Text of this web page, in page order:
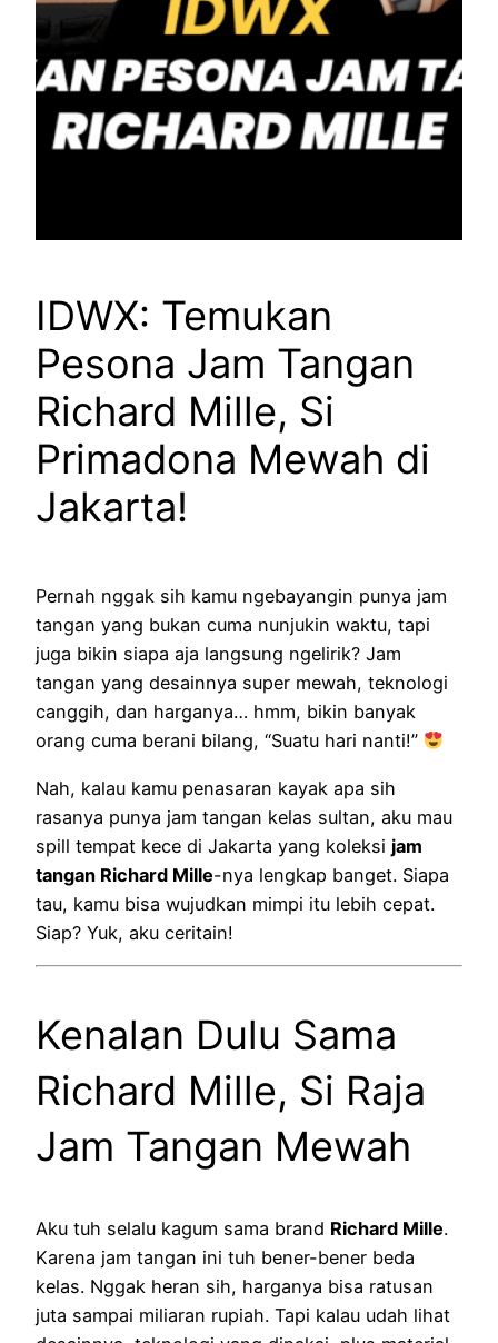
IDWX: Temukan
Pesona Jam Tangan
Richard Mille, Si
Primadona Mewah di
Jakarta!
Pernah nggak sih kamu ngebayangin punya jam
tangan yang bukan cuma nunjukin waktu, tapi
juga bikin siapa aja langsung ngelirik? Jam
tangan yang desainnya super mewah, teknologi
canggih, dan harganya… hmm, bikin banyak
orang cuma berani bilang, “Suatu hari nanti!”
Nah, kalau kamu penasaran kayak apa sih
rasanya punya jam tangan kelas sultan, aku mau
spill tempat kece di Jakarta yang koleksi jam
tangan Richard Mille-nya lengkap banget. Siapa
tau, kamu bisa wujudkan mimpi itu lebih cepat.
Siap? Yuk, aku ceritain!
Kenalan Dulu Sama
Richard Mille, Si Raja
Jam Tangan Mewah
Aku tuh selalu kagum sama brand Richard Mille.
Karena jam tangan ini tuh bener-bener beda
kelas. Nggak heran sih, harganya bisa ratusan
juta sampai miliaran rupiah. Tapi kalau udah lihat